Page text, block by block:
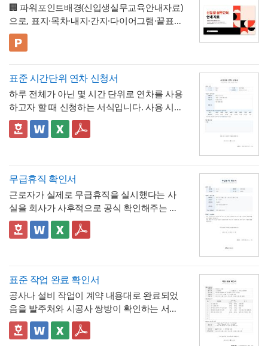
🏢 파워포인트배경(신입생실무교육안내자료)
으로, 표지·목차·내지·간지·다이어그램·끝표지
로 구성된 비즈니스 프레젠테이션 템플릿입
니다. 코럴 레드·블랙·크림 컬러와 원형 그래
딱딱하지 않으면서도 세련된 느낌으로 정보
를 전달할 수 있도록 디자인되었습니다. 밝고
경쾌한 톤으로 구성되어 있어 신입 구성원을
대상으로 하는 자료에 특히 잘 어울리며, 신입
생·신입사원 실무교육 안내 자료부터 오리엔
테이션 자료, 사내 교육 매뉴얼, 스터디·워크
안내, 기업의 신입사원 온보딩 자료, 동아리·
학회의 오리엔테이션 자료, 교육기관의 커리
큘럼 소개 등 실무에 필요한 내용을 효과적으
로 정리할 수 있으며, 대학교·기업 인사팀·교
육기관·동아리 및 학회 등 다양한 분야에서 활
💡 사용 꿀팁
입사원 온보딩 자료, 오리엔테이션 자료, 워크
숍 안내서 등으로 다양하게 활용할 수 있습니
다.
▪️ 다이어그램 페이지를 활용하면 교육 커리큘
럼, 진행 일정, 단계별 프로세스 등을 한눈에
보기 쉽게 정리할 수 있습니다.
▪️ 문구와 이미지 교체만으로 대학 신입생 가이
드북, 사내 교육 자료, 동아리 소개 자료 등 다
양한 주제로 응용 가능합니다.
▪️ 코럴 레드와 블랙의 경쾌한 컬러 조합 덕분
* 해당 템플릿에 사용된 폰트는 [ Pretendard
] 입니다.
폰트가 없을 경우 기본 폰트로 보입니다.
* 폰트는 따로 제공되지 않으므로 다운로드
및 변경하여 사용하시기 바랍니다.
표준 시간단위 연차 신청서
하루 전체가 아닌 몇 시간 단위로 연차를 사용
하고자 할 때 신청하는 서식입니다. 사용 시간
을 연차 일수로 환산하는 기준표를 계약서 자
체에 포함하고 있어, 신청자와 승인자 모두 몇
✅ 이 서식의 구성 특징
며칠에 해당하는지"를 신청서 자체에서 바로
계산·검증 가능
- 사용시간을 "14:00~16:00(총 2시간)"처럼
시작·종료 시각과 총 시간을 함께 기재하도록
해, 반차보다 세분화된 시간 단위로 병원 진
료, 관공서 방문 등 짧은 용무에 유연하게 대
응
- "회사의 소정근로시간에 따라 차감기준은
달라질 수 있음"이라는 단서를 명시해, 하루 8
시간 근무가 아닌 사업장에서도 환산 기준을
조정해 적용할 수 있음을 안내
- 업무 특이사항란을 별도로 두어, 시간단위
연차 사용으로 인해 발생할 수 있는 업무 공백
표에 제시된 환산 기준은 1일 8시간(주 40시
간) 근무를 전제로 한 것이므로,소정근로시간
이 다른 사업장이라면 이 기준을 그대로 적용하
지 않도록 유의 해야 합니다. 예를 들어 소정근
로시간이 7시간인 사업장이라면 1시간당 연
무급휴직 확인서
근로자가 실제로 무급휴직을 실시했다는 사
실을 회사가 사후적으로 공식 확인해주는 증
명서입니다. 휴직원(신청서)이 사전 승인 절차
를 위한 문서라면, 이 확인서는 이미 실시된
📣 이 서식의 구성 특징
한눈에 확인할 수 있도록 함
2. "급여 지급여부 : 무급(급여 미지급)"이라는
항목을 별도로 명시해, 이 휴직이 유급이 아닌
무급으로 처리되었음을 문서상 명확히 못박
음
3. "회사 내부 규정에 따른 휴직 기준이 적용
되었음을 확인한다"는 문구로, 이 무급휴직이
임의가 아니라 회사의 정식 내부 규정 절차를
거쳐 승인·실시되었음을 명시
4. 확인자(경영지원팀 담당자)의 서명과 회사
직인으로 마무리해, 근로자가 이 문서를 대외
표준 작업 완료 확인서
공사나 설비 작업이 계약 내용대로 완료되었
음을 발주처와 시공사 쌍방이 확인하는 서식
입니다. 작업항목별로 계획 수량과 완료 수량
을 나란히 대조하고, 하자 여부와 하자보증기
✅ 계획 대비 완료 수량 검증 및 하자 확인 관련